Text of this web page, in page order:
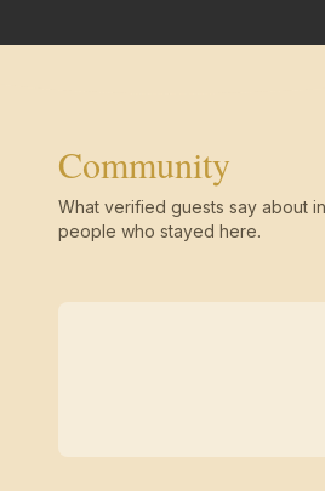
Community
What verified guests say about
people who stayed here.